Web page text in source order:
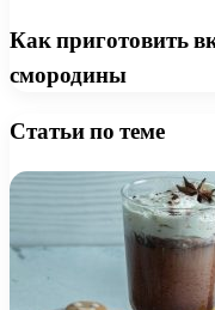
Как приготовить
смородины
Статьи по теме